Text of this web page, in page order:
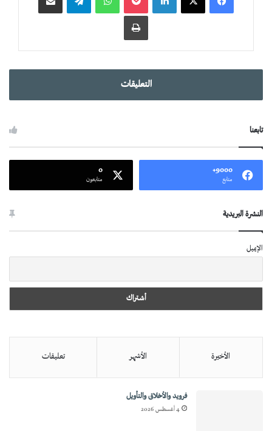
التعليقات
تابعنا
9000+
متابع
0
متابعون
النشرة البريدية
الإيميل
الأخيرة الأشهر تعليقات
فرويد والأخلاق والتأويل
4 أغسطس 2026